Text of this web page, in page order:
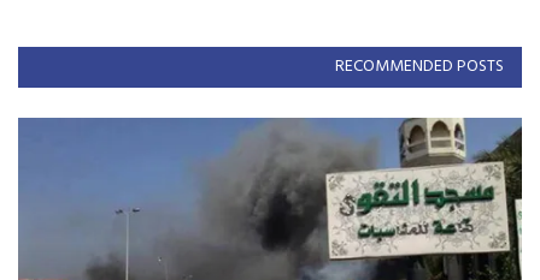
RECOMMENDED POSTS